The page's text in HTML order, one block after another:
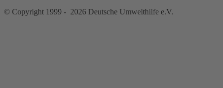
© Copyright 1999 - 2026 Deutsche Umwelthilfe e.V.